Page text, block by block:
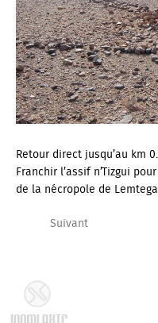
Retour direct jusqu’au km 0.
Franchir l’assif n’Tizgui
de la nécropole de
Suivant